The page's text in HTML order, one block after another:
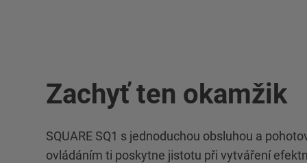
Zachyť ten okamžik
SQUARE SQ1 s jednoduchou obsluhou a
ovládáním ti poskytne jistotu při vytváření